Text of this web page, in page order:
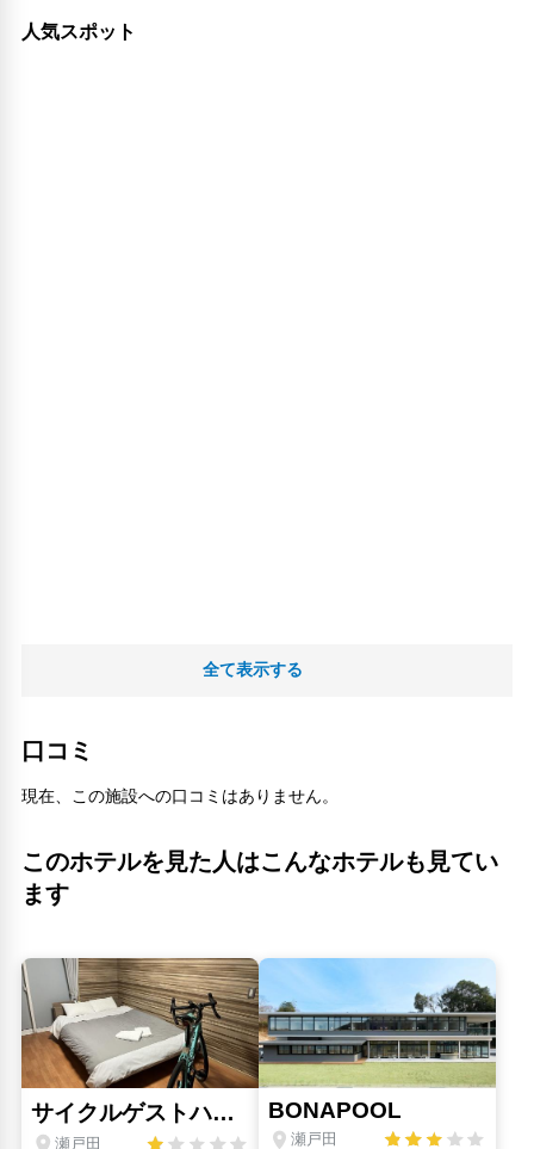
人気スポット
全て表示する
口コミ
現在、この施設への口コミはありません。
このホテルを見た人はこんなホテルも見てい
ます